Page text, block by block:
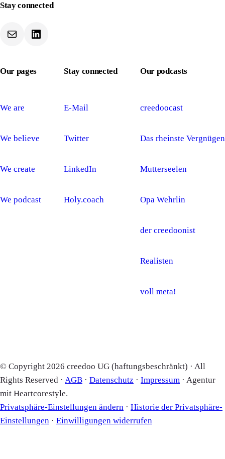
Stay connected
Our pages
We are
We believe
We create
We podcast
Stay connected
E-Mail
Twitter
LinkedIn
Holy.coach
Our podcasts
creedoocast
Das rheinste Vergnügen
Mutterseelen
Opa Wehrlin
der creedoonist
Realisten
voll meta!
© Copyright 2026 creedoo UG (haftungsbeschränkt) · All
Rights Reserved · AGB · Datenschutz · Impressum · Agentur
mit Heartcorestyle.
Privatsphäre-Einstellungen ändern · Historie der Privatsphäre-
Einstellungen · Einwilligungen widerrufen